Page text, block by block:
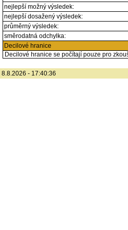
nejlepší možný výsledek:
nejlepší dosažený výsledek:
průměrný výsledek:
směrodatná odchylka:
Decilové hranice
Decilové hranice se počítají pouze pro
8.8.2026 - 17:40:36